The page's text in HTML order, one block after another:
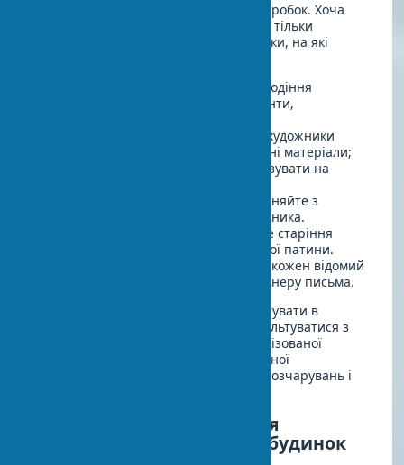
відрізняти оригінальні роботи від підробок. Хоча
стовідсоткову впевненість може дати тільки
експертиза спеціаліста, існують ознаки, на які
— історія володіння
картиною, підтверджуючі документи,
— художники
різних епох використовували певні матеріали;
невідповідність періоду може вказувати на
— порівняйте з
відомими зразками підпису художника.
— природне старіння
відрізняється від штучно створеної патини.
— кожен відомий
художник має свою впізнавану манеру письма.
Якщо ви серйозно маєте намір інвестувати в
мистецтво, рекомендується проконсультуватися з
експертом або звернутися до спеціалізованої
організації для проведення професійної
експертизи. Це допоможе уникнути розчарувань і
Історія успіху: як колекція
мистецтва перетворила будинок